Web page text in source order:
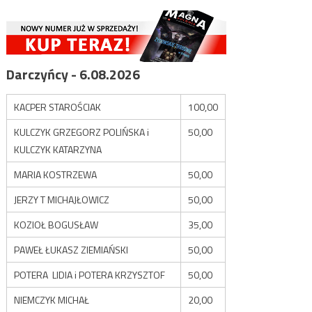
Darczyńcy - 6.08.2026
KACPER STAROŚCIAK
100,00
KULCZYK GRZEGORZ POLIŃSKA i
KULCZYK KATARZYNA
50,00
MARIA KOSTRZEWA
50,00
JERZY T MICHAJŁOWICZ
50,00
KOZIOŁ BOGUSŁAW
35,00
PAWEŁ ŁUKASZ ZIEMIAŃSKI
50,00
POTERA LIDIA i POTERA KRZYSZTOF
50,00
NIEMCZYK MICHAŁ
20,00